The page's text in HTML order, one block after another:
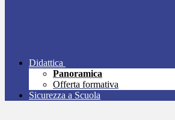
Didattica
Panoramica
Offerta formativa
Sicurezza a Scuola